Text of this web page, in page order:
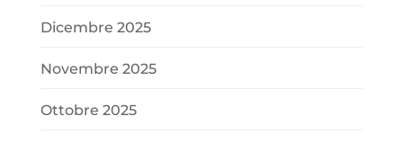
Dicembre 2025
Novembre 2025
Ottobre 2025